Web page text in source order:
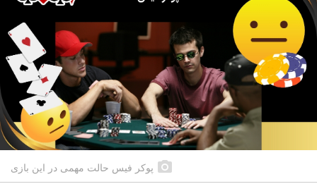
پوکر فیس حالت مهمی در این بازی